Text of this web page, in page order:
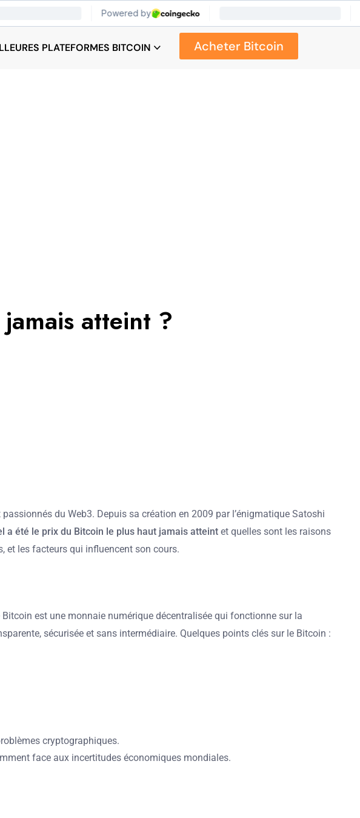
PLATEFORMES BITCOIN Acheter Bitcoin
atteint ?
du Web3. Depuis sa création en 2009 par l’énigmatique Satoshi
a été le prix du Bitcoin le plus haut jamais atteint et quelles sont les raisons
et les facteurs qui influencent son cours.
est une monnaie numérique décentralisée qui fonctionne sur la
sécurisée et sans intermédiaire. Quelques points clés sur le Bitcoin :
cryptographiques.
face aux incertitudes économiques mondiales.